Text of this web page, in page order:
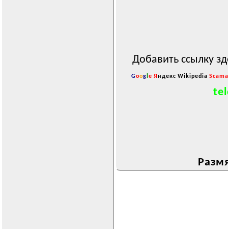
Добавить ссылку
Goog e Я ндекс Wikipedia